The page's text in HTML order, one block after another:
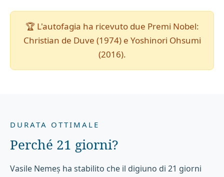
🏆 L'autofagia ha ricevuto due Premi Nobel:
Christian de Duve (1974) e Yoshinori Ohsumi
(2016).
DURATA OTTIMALE
Perché 21 giorni?
Vasile Nemeș ha stabilito che il digiuno di 21 giorni